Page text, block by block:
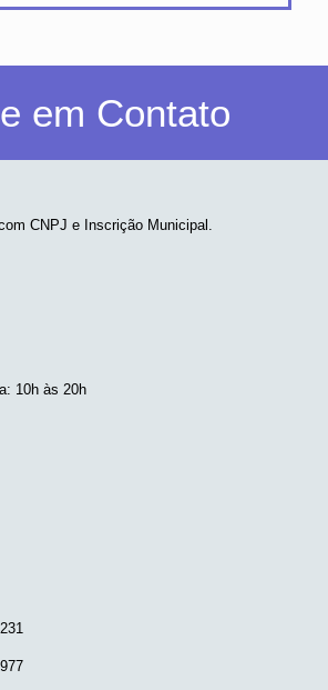
NOVIDADES
em Contato
CNPJ e Inscrição Municipal.